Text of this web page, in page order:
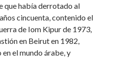
que había derrotado al
cincuenta, contenido el
de Iom Kipur de 1973,
en Beirut en 1982,
el mundo árabe, y